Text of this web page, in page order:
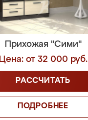
Прихожая "Сими"
Цена: от 32 000 руб.
РАССЧИТАТЬ
ПОДРОБНЕЕ